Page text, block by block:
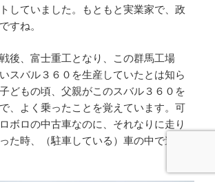
していました。もともと実業家で、政
すね。
後、富士重工となり、この群馬工場
スバル３６０を生産していたとは知ら
どもの頃、父親がこのスバル３６０を
、よく乗ったことを覚えています。可
ボロの中古車なのに、それなりに走り
た時、（駐車している）車の中で遊ん